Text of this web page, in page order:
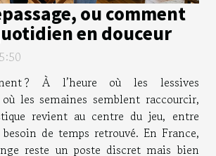
ou comment
en douceur
? À l’heure où les lessives
les semaines semblent raccourcir,
revient au centre du jeu, entre
besoin de temps retrouvé. En France,
reste un poste discret mais bien